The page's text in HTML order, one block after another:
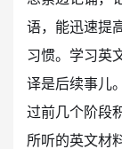
语，能迅速提
习惯。学习英
译是后续事儿
过前几个阶段
所听的英文材